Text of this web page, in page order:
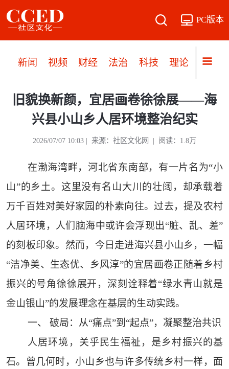
PC版本
新闻 视频 财经 法治 科技 理论 党建
旧貌换新颜，宜居画卷徐徐展——海
兴县小山乡人居环境整治纪实
2026/07/07 10:03 | 来源：社区文化网 | 阅读：1.8万
在渤海湾畔，河北省东南部，有一片名为“小
山”的乡土。这里没有名山大川的壮阔，却承载着
万千百姓对美好家园的朴素向往。过去，提及农村
人居环境，人们脑海中或许会浮现出“脏、乱、差”
的刻板印象。然而，今日走进海兴县小山乡，一幅
“洁净美、生态优、乡风淳”的宜居画卷正随着乡村
振兴的号角徐徐展开，深刻诠释着“绿水青山就是
金山银山”的发展理念在基层的生动实践。
一、 破局：从“痛点”到“起点”，凝聚整治共识
人居环境，关乎民生福祉，是乡村振兴的基
石。曾几何时，小山乡也与许多传统乡村一样，面